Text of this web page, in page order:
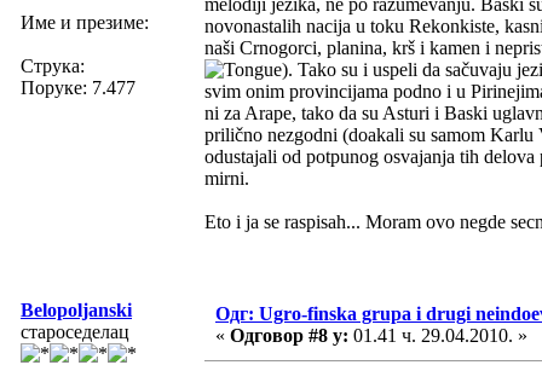
Име и презиме:
Струка:
Поруке: 7.477
novonastalih nacija u toku Rekonkiste,
naši Crnogorci, planina, krš i kamen i
). Tako su i uspeli da sačuvaju
svim onim provincijama podno i u
ni za Arape, tako da su Asturi i Baski
prilično nezgodni (doakali su samom Karlu
odustajali od potpunog osvajanja tih
mirni.
Eto i ja se raspisah... Moram ovo negde
Belopoljanski
староседелац
Одг: Ugro-finska grupa i drugi
« Одговор #8 у: 01.41 ч. 29.04.2010. »